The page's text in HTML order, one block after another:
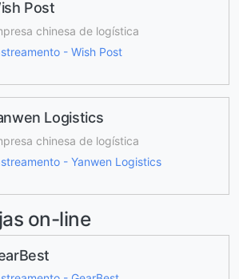
Post
chinesa de logística
- Wish Post
Logistics
chinesa de logística
- Yanwen Logistics
on-line